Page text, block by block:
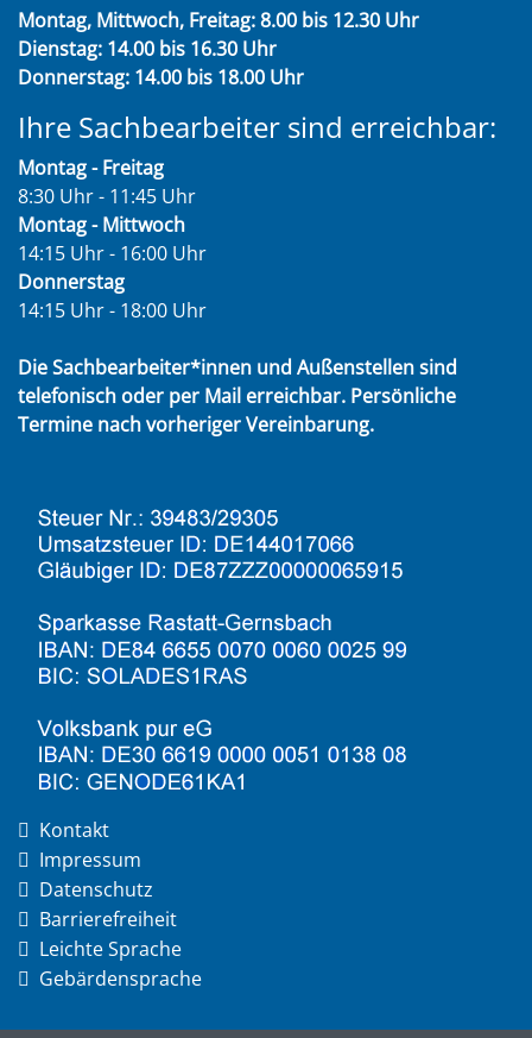
Montag, Mittwoch, Freitag: 8.00 bis 12.30 Uhr
Dienstag: 14.00 bis 16.30 Uhr
Donnerstag: 14.00 bis 18.00 Uhr
Ihre Sachbearbeiter sind erreichbar:
Montag - Freitag
8:30 Uhr - 11:45 Uhr
Montag - Mittwoch
14:15 Uhr - 16:00 Uhr
Donnerstag
14:15 Uhr - 18:00 Uhr
Die Sachbearbeiter*innen und Außenstellen sind
telefonisch oder per Mail erreichbar. Persönliche
Termine nach vorheriger Vereinbarung.
Kontakt
Impressum
Datenschutz
Barrierefreiheit
Leichte Sprache
Gebärdensprache